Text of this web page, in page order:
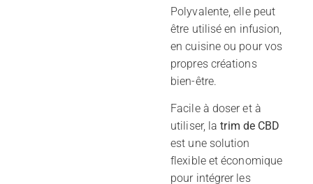
Polyvalente, elle peut
être utilisé en infusion,
en cuisine ou pour vos
propres créations
bien-être.
Facile à doser et à
utiliser, latrim de CBD
est une solution
flexible et économique
pour intégrer les